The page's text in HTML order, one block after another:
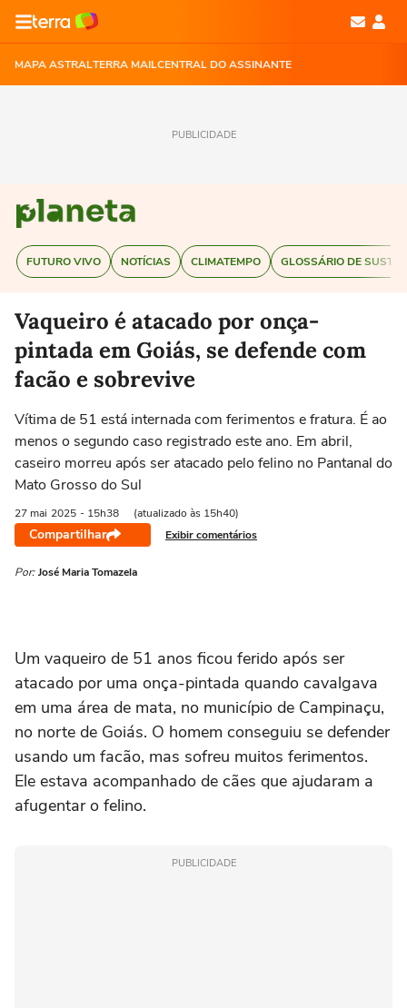
MAPA ASTRALTERRA MAILCENTRAL DO ASSINANTE
PUBLICIDADE
FUTURO VIVO NOTÍCIAS CLIMATEMPO GLOSSÁRIO DE
Vaqueiro é atacado por onça-
pintada em Goiás, se defende com
facão e sobrevive
Vítima de 51 está internada com ferimentos e fratura. É ao
menos o segundo caso registrado este ano. Em abril,
caseiro morreu após ser atacado pelo felino no Pantanal do
Mato Grosso do Sul
27 mai 2025 - 15h38 (atualizado às 15h40)
Compartilhar Exibir comentários
Por: José Maria Tomazela
Um vaqueiro de 51 anos ficou ferido após ser
atacado por uma onça-pintada quando cavalgava
em uma área de mata, no município de Campinaçu,
no norte de Goiás. O homem conseguiu se defender
usando um facão, mas sofreu muitos ferimentos.
Ele estava acompanhado de cães que ajudaram a
afugentar o felino.
PUBLICIDADE